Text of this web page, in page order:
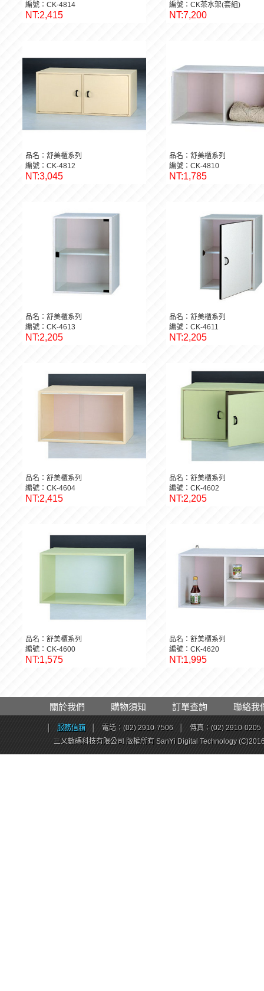
編號：CK-4814
NT:2,415
編號：CK茶水架(套組)
NT:7,200
品名：舒美櫃系列
編號：CK-4812
NT:3,045
品名：舒美櫃系列
編號：CK-4810
NT:1,785
品名：舒美櫃系列
編號：CK-4613
NT:2,205
品名：舒美櫃系列
編號：CK-4611
NT:2,205
品名：舒美櫃系列
編號：CK-4604
NT:2,415
品名：舒美櫃系列
編號：CK-4602
NT:2,205
品名：舒美櫃系列
編號：CK-4600
NT:1,575
品名：舒美櫃系列
編號：CK-4620
NT:1,995
關於我們 購物須知 訂單查詢 聯絡我
服務信箱 電話：(02) 2910-7506
傳真：(02) 2910-0205
三乂數碼科技有限公司 版權所有 SanYi Digital Technology